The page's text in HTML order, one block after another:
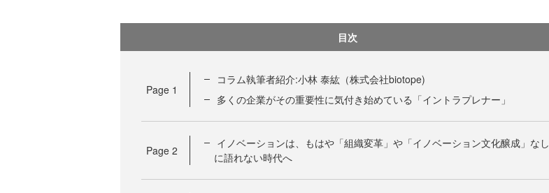
目次
Page 1
コラム執筆者紹介:小林 泰紘（株式会社biotope)
多くの企業がその重要性に気付き始めている「イントラプレナー」
Page 2
イノベーションは、もはや「組織変革」や「イノベーション文化醸成」なし
に語れない時代へ